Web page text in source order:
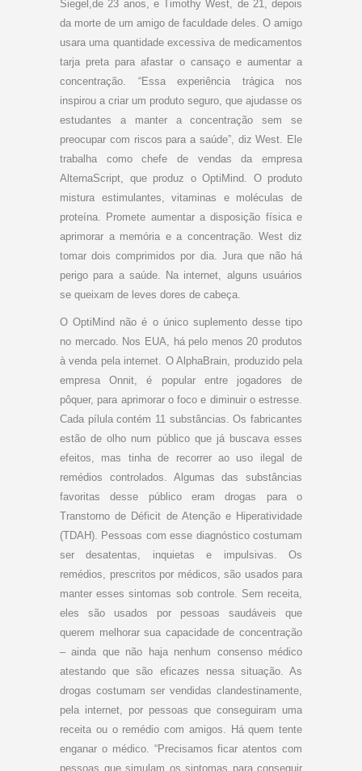
Siegel,de 23 anos, e Timothy West, de 21, depois
da morte de um amigo de faculdade deles. O amigo
usara uma quantidade excessiva de medicamentos
tarja preta para afastar o cansaço e aumentar a
concentração. “Essa experiência trágica nos
inspirou a criar um produto seguro, que ajudasse os
estudantes a manter a concentração sem se
preocupar com riscos para a saúde”, diz West. Ele
trabalha como chefe de vendas da empresa
AlternaScript, que produz o OptiMind. O produto
mistura estimulantes, vitaminas e moléculas de
proteína. Promete aumentar a disposição física e
aprimorar a memória e a concentração. West diz
tomar dois comprimidos por dia. Jura que não há
perigo para a saúde. Na internet, alguns usuários
se queixam de leves dores de cabeça.
O OptiMind não é o único suplemento desse tipo
no mercado. Nos EUA, há pelo menos 20 produtos
à venda pela internet. O AlphaBrain, produzido pela
empresa Onnit, é popular entre jogadores de
pôquer, para aprimorar o foco e diminuir o estresse.
Cada pílula contém 11 substâncias. Os fabricantes
estão de olho num público que já buscava esses
efeitos, mas tinha de recorrer ao uso ilegal de
remédios controlados. Algumas das substâncias
favoritas desse público eram drogas para o
Transtorno de Déficit de Atenção e Hiperatividade
(TDAH). Pessoas com esse diagnóstico costumam
ser desatentas, inquietas e impulsivas. Os
remédios, prescritos por médicos, são usados para
manter esses sintomas sob controle. Sem receita,
eles são usados por pessoas saudáveis que
querem melhorar sua capacidade de concentração
– ainda que não haja nenhum consenso médico
atestando que são eficazes nessa situação. As
drogas costumam ser vendidas clandestinamente,
pela internet, por pessoas que conseguiram uma
receita ou o remédio com amigos. Há quem tente
enganar o médico. “Precisamos ficar atentos com
pessoas que simulam os sintomas para conseguir